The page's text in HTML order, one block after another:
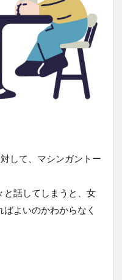
して、マシンガントー
と話してしまうと、女
よいのかわからなく